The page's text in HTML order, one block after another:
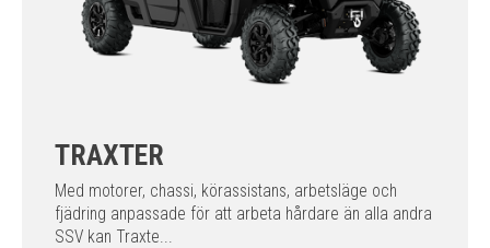
TRAXTER
Med motorer, chassi, körassistans, arbetsläge och
fjädring anpassade för att arbeta hårdare än alla andra
SSV kan Traxte...